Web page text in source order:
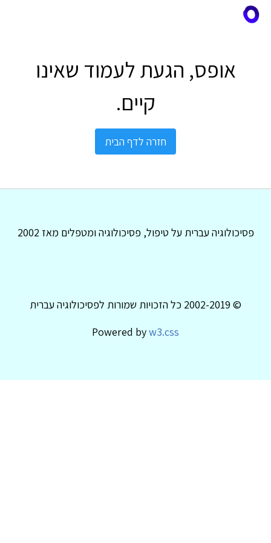
אופס, הגעת לעמוד שאינו
קיים.
חזרה לדף הבית
פסיכולוגיה עברית על טיפול, פסיכולוגיה ומטפלים מאז 2002
© 2002-2019 כל הזכויות שמורות לפסיכולוגיה עברית
Powered byw3.css